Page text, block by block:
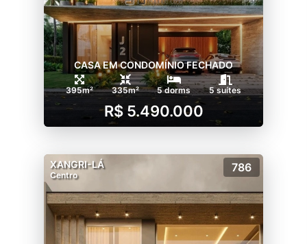
CASA EM CONDOMÍNIO FECHADO
395m² 335m² 5 dorms 5 suítes
R$ 5.490.000
XANGRI-LÁ
Centro
786